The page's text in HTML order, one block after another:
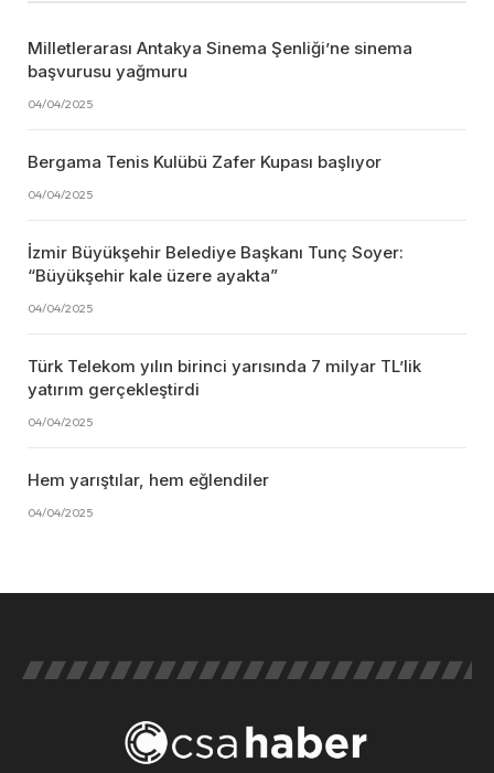
Milletlerarası Antakya Sinema Şenliği’ne sinema
başvurusu yağmuru
04/04/2025
Bergama Tenis Kulübü Zafer Kupası başlıyor
04/04/2025
İzmir Büyükşehir Belediye Başkanı Tunç Soyer:
“Büyükşehir kale üzere ayakta”
04/04/2025
Türk Telekom yılın birinci yarısında 7 milyar TL’lik
yatırım gerçekleştirdi
04/04/2025
Hem yarıştılar, hem eğlendiler
04/04/2025